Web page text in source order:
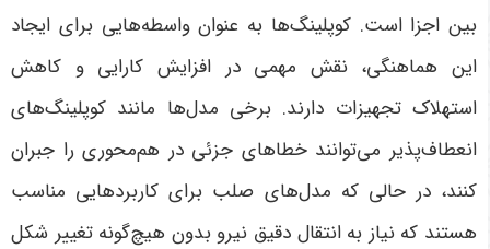
بین اجزا است. کوپلینگ‌ها به عنوان واسطه‌هایی برای ایجاد
این هماهنگی، نقش مهمی در افزایش کارایی و کاهش
استهلاک تجهیزات دارند. برخی مدل‌ها مانند کوپلینگ‌های
انعطاف‌پذیر می‌توانند خطاهای جزئی در هم‌محوری را جبران
کنند، در حالی که مدل‌های صلب برای کاربردهایی مناسب
هستند که نیاز به انتقال دقیق نیرو بدون هیچ‌گونه تغییر شکل